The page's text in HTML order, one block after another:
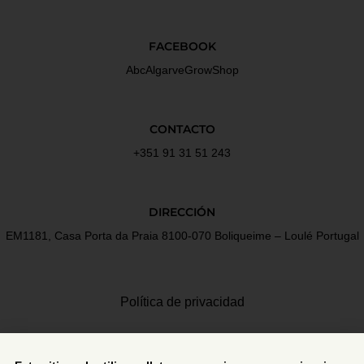
FACEBOOK
AbcAlgarveGrowShop
CONTACTO
+351 91 31 51 243
DIRECCIÓN
EM1181, Casa Porta da Praia 8100-070 Boliqueime – Loulé Portugal
Política de privacidad